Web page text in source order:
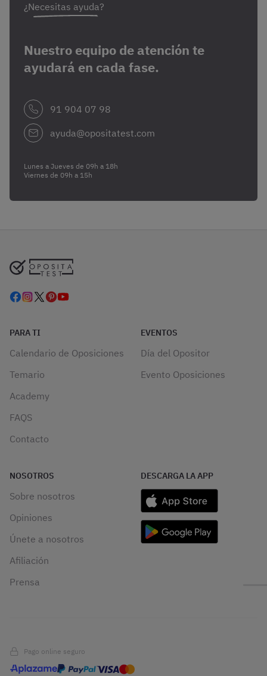
¿Necesitas ayuda?
Nuestro equipo de atención te
ayudará en cada fase.
91 904 07 98
ayuda@opositatest.com
Lunes a Jueves de 09h a 18h
Viernes de 09h a 15h